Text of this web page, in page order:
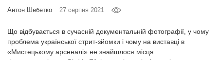
Антон Шебетко 27 серпня 2021
Що відбувається в сучасній документальній фотографії, у чому
проблема української стрит-зйомки і чому на виставці в
«Мистецькому арсеналі» не знайшлося місця